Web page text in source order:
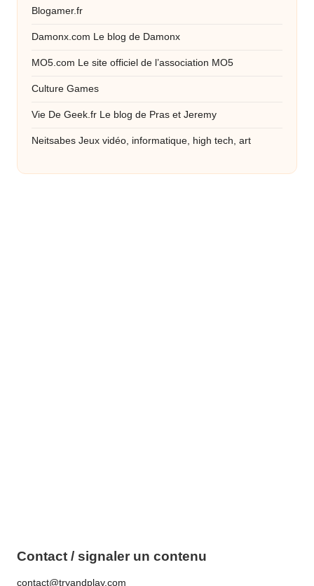
Blogamer.fr
Damonx.com Le blog de Damonx
MO5.com Le site officiel de l’association MO5
Culture Games
Vie De Geek.fr Le blog de Pras et Jeremy
Neitsabes Jeux vidéo, informatique, high tech, art
Contact / signaler un contenu
contact@tryandplay.com